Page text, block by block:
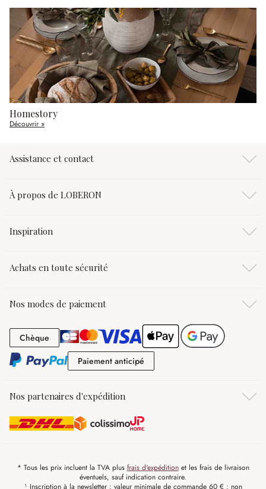
Homestory
Découvrir »
Assistance et contact
À propos de LOBERON
Inspiration
Achats en toute sécurité
Nos modes de paiement
Chèque Chèque
Paiement anticipé
Nos partenaires d'expédition
* Tous les prix incluent la TVA plus frais d'expéditionet les frais de livraison
éventuels, sauf indication contraire.
¹ Inscription à la newsletter : valeur minimale de commande 60 € ; non